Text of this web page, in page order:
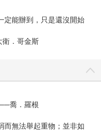
定能辦到，只是還沒開始
．哥金斯
喬．羅根
而無法舉起重物；並非如